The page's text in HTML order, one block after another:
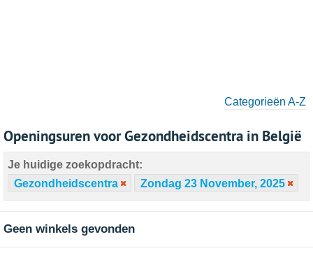
Categorieën A-Z
Openingsuren voor Gezondheidscentra in België
Je huidige zoekopdracht:
Gezondheidscentra
Zondag 23 November, 2025
Geen winkels gevonden